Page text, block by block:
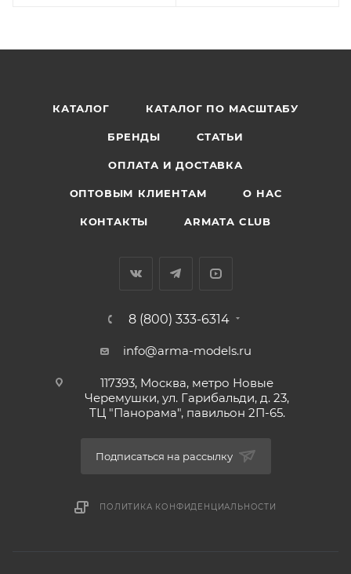
КАТАЛОГ КАТАЛОГ ПО МАСШТАБУ
БРЕНДЫ СТАТЬИ
ОПЛАТА И ДОСТАВКА
ОПТОВЫМ КЛИЕНТАМ О НАС
КОНТАКТЫ ARMATA CLUB
8 (800) 333-6314
info@arma-models.ru
117393, Москва, метро Новые
Черемушки, ул. Гарибальди, д. 23,
ТЦ "Панорама", павильон 2П-65.
Подписаться на рассылку
ПОЛИТИКА КОНФИДЕНЦИАЛЬНОСТИ